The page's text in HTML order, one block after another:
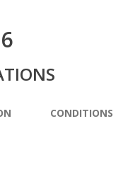
CONDITIONS